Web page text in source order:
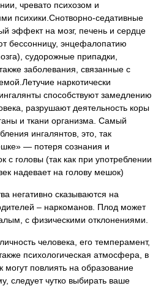
чревато психозом и
психики.Снотворно-седативные
эффект на мозг, печень и сердце
бессонницу, энцефалопатию
судорожные припадки,
заболевания, связанные с
наркотически
способствуют замедлению
разрушают деятельность коры
и ткани организма. Самый
ингалянтов, это, так
— потеря сознания и
с головы (так как при употреблении
надевает на голову мешок)
негативно сказываются на
– наркоманов. Плод может
с физическими отклонениями.
человека, его темперамент,
психологическая атмосфера, в
могут повлиять на образование
следует чутко выбирать ваше